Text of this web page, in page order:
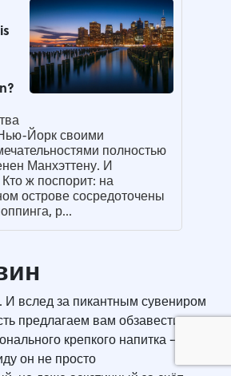
Йорк своими
полностью
Манхэттену. И
ж поспорит: на
острове сосредоточены
р...
И вслед за пикантным сувениром
предлагаем вам обзавестись
крепкого напитка —
он не просто